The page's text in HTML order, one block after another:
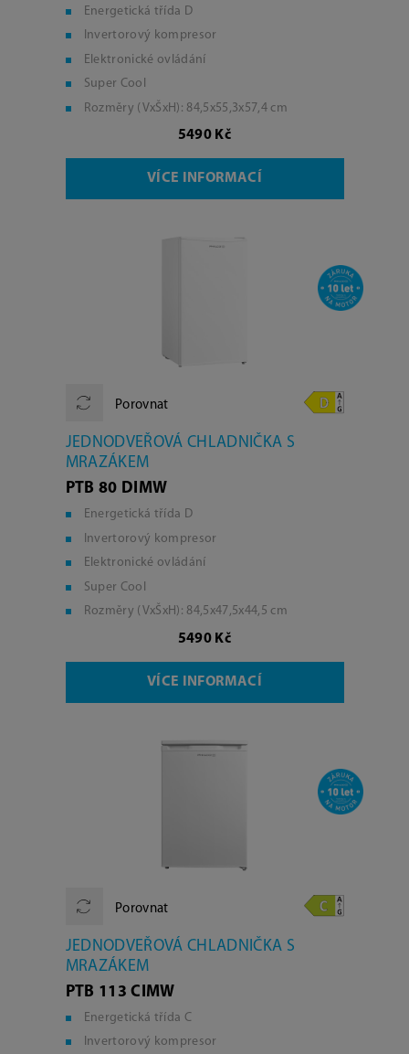
Energetická třída D
Invertorový kompresor
Elektronické ovládání
Super Cool
Rozměry (VxŠxH): 84,5x55,3x57,4 cm
5490 Kč
VÍCE INFORMACÍ
Porovnat
JEDNODVEŘOVÁ CHLADNIČKA S
MRAZÁKEM
PTB 80 DIMW
Energetická třída D
Invertorový kompresor
Elektronické ovládání
Super Cool
Rozměry (VxŠxH): 84,5x47,5x44,5 cm
5490 Kč
VÍCE INFORMACÍ
Porovnat
JEDNODVEŘOVÁ CHLADNIČKA S
MRAZÁKEM
PTB 113 CIMW
Energetická třída C
Invertorový kompresor